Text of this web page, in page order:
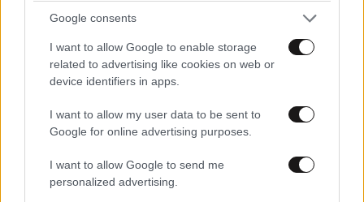
Google consents
I want to allow Google to enable storage
related to advertising like cookies on web or
device identifiers in apps.
I want to allow my user data to be sent to
Google for online advertising purposes.
I want to allow Google to send me
personalized advertising.